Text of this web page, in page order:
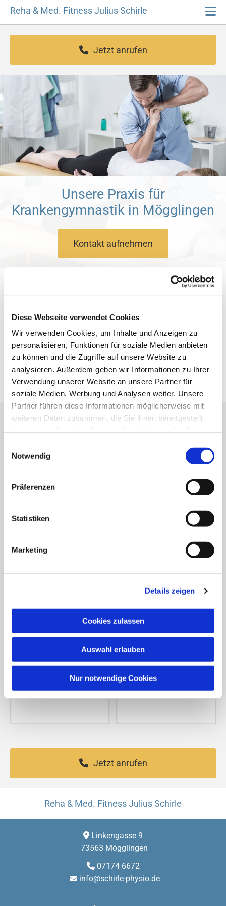
Diese Webseite verwendet Cookies
Wir verwenden Cookies, um Inhalte und Anzeigen zu
personalisieren, Funktionen für soziale Medien anbieten
zu können und die Zugriffe auf unsere Website zu
analysieren. Außerdem geben wir Informationen zu Ihrer
Verwendung unserer Website an unsere Partner für
soziale Medien, Werbung und Analysen weiter. Unsere
Partner führen diese Informationen möglicherweise mit
weiteren Daten zusammen, die Sie ihnen bereitgestellt
Notwendig
Präferenzen
Statistiken
Marketing
Details zeigen
Cookies zulassen
Auswahl erlauben
Nur notwendige Cookies
Zum Inhalt springen
Reha & Med. Fitness Julius Schirle
Jetzt anrufen
Unsere Praxis für
Krankengymnastik in Mögglingen
Kontakt aufnehmen
Unser Praxis-Team ist mit echter
Leidenschaft für den Beruf jeden Tag für Sie
da, und genauso ist unsere Praxis nach den
neuesten Standards für Sie modern und
ansprechend eingerichtet. Denn wir legen viel
Wert auf Ihr Wohlbefinden – vor, während und
nach der Behandlung. Überzeugen Sie sich
selbst mithilfe unserer Galerie.
Unsere Praxisräume
für Krankengymnastik, Reha-Behandlungen und
07174 66
anrufen oder uns in Mögglingen besuchen kommen!
Jetzt anrufen
Reha & Med. Fitness Julius Schirle
 Linkengasse 9
73563 Mögglingen
 07174 6672
 info@schirle-physio.de